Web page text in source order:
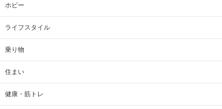
ホビー
ライフスタイル
乗り物
住まい
健康・筋トレ